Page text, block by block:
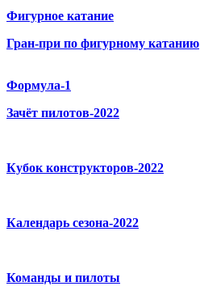
Фигурное катание
Гран-при по фигурному катанию
Формула-1
Зачёт пилотов-2022
Кубок конструкторов-2022
Календарь сезона-2022
Команды и пилоты